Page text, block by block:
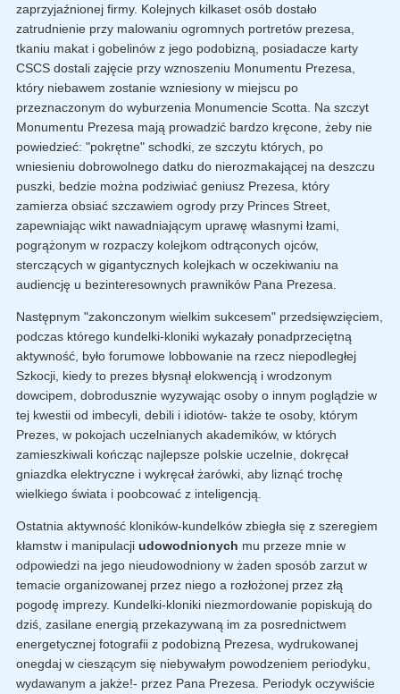
zaprzyjaźnionej firmy. Kolejnych kilkaset osób dostało
zatrudnienie przy malowaniu ogromnych portretów prezesa,
tkaniu makat i gobelinów z jego podobizną, posiadacze karty
CSCS dostali zajęcie przy wznoszeniu Monumentu Prezesa,
który niebawem zostanie wzniesiony w miejscu po
przeznaczonym do wyburzenia Monumencie Scotta. Na szczyt
Monumentu Prezesa mają prowadzić bardzo kręcone, żeby nie
powiedzieć: "pokrętne" schodki, ze szczytu których, po
wniesieniu dobrowolnego datku do nierozmakającej na deszczu
puszki, bedzie można podziwiać geniusz Prezesa, który
zamierza obsiać szczawiem ogrody przy Princes Street,
zapewniając wikt nawadniającym uprawę własnymi łzami,
pogrążonym w rozpaczy kolejkom odtrąconych ojców,
sterczących w gigantycznych kolejkach w oczekiwaniu na
audiencję u bezinteresownych prawników Pana Prezesa.
Następnym "zakonczonym wielkim sukcesem" przedsięwzięciem,
podczas którego kundelki-kloniki wykazały ponadprzeciętną
aktywność, było forumowe lobbowanie na rzecz niepodległej
Szkocji, kiedy to prezes błysnął elokwencją i wrodzonym
dowcipem, dobrodusznie wyzywając osoby o innym poglądzie w
tej kwestii od imbecyli, debili i idiotów- także te osoby, którym
Prezes, w pokojach uczelnianych akademików, w których
zamieszkiwali kończąc najlepsze polskie uczelnie, dokręcał
gniazdka elektryczne i wykręcał żarówki, aby liznąć trochę
wielkiego świata i poobcować z inteligencją.
Ostatnia aktywność kloników-kundelków zbiegła się z szeregiem
kłamstw i manipulacji udowodnionych mu przeze mnie w
odpowiedzi na jego nieudowodniony w żaden sposób zarzut w
temacie organizowanej przez niego a rozłożonej przez złą
pogodę imprezy. Kundelki-kloniki niezmordowanie popiskują do
dziś, zasilane energią przekazywaną im za posrednictwem
energetycznej fotografii z podobizną Prezesa, wydrukowanej
onegdaj w cieszącym się niebywałym powodzeniem periodyku,
wydawanym a jakże!- przez Pana Prezesa. Periodyk oczywiście